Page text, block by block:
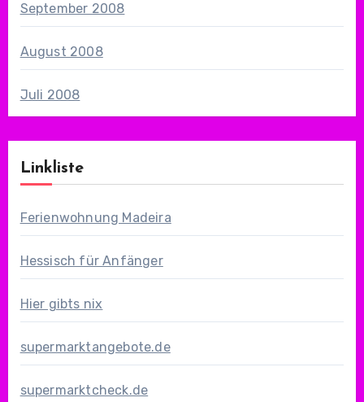
September 2008
August 2008
Juli 2008
Linkliste
Ferienwohnung Madeira
Hessisch für Anfänger
Hier gibts nix
supermarktangebote.de
supermarktcheck.de